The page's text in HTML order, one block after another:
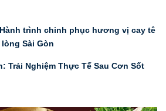
trình chinh phục hương vị cay tê
Sài Gòn
Trải Nghiệm Thực Tế Sau Cơn Sốt